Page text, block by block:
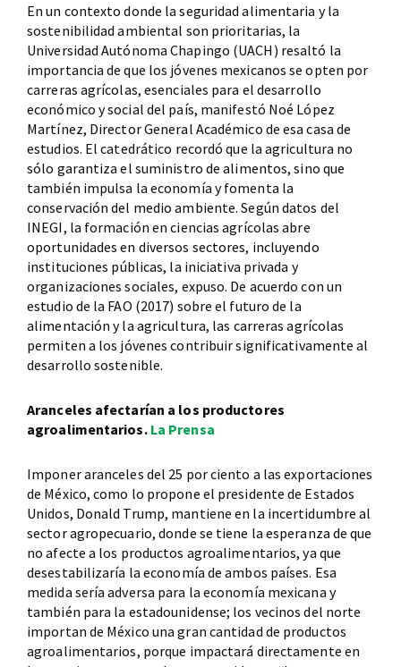
En un contexto donde la seguridad alimentaria y la
sostenibilidad ambiental son prioritarias, la
Universidad Autónoma Chapingo (UACH) resaltó la
importancia de que los jóvenes mexicanos se opten por
carreras agrícolas, esenciales para el desarrollo
económico y social del país, manifestó Noé López
Martínez, Director General Académico de esa casa de
estudios. El catedrático recordó que la agricultura no
sólo garantiza el suministro de alimentos, sino que
también impulsa la economía y fomenta la
conservación del medio ambiente. Según datos del
INEGI, la formación en ciencias agrícolas abre
oportunidades en diversos sectores, incluyendo
instituciones públicas, la iniciativa privada y
organizaciones sociales, expuso. De acuerdo con un
estudio de la FAO (2017) sobre el futuro de la
alimentación y la agricultura, las carreras agrícolas
permiten a los jóvenes contribuir significativamente al
desarrollo sostenible.
Aranceles afectarían a los productores
agroalimentarios. La Prensa
Imponer aranceles del 25 por ciento a las exportaciones
de México, como lo propone el presidente de Estados
Unidos, Donald Trump, mantiene en la incertidumbre al
sector agropecuario, donde se tiene la esperanza de que
no afecte a los productos agroalimentarios, ya que
desestabilizaría la economía de ambos países. Esa
medida sería adversa para la economía mexicana y
también para la estadounidense; los vecinos del norte
importan de México una gran cantidad de productos
agroalimentarios, porque impactará directamente en